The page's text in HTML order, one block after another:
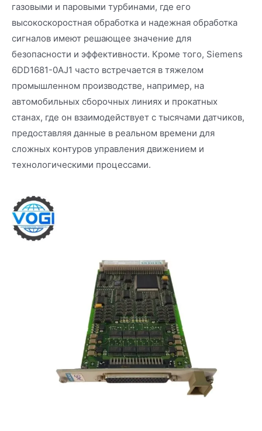
газовыми и паровыми турбинами, где его
высокоскоростная обработка и надежная обработка
сигналов имеют решающее значение для
безопасности и эффективности. Кроме того, Siemens
6DD1681-0AJ1 часто встречается в тяжелом
промышленном производстве, например, на
автомобильных сборочных линиях и прокатных
станах, где он взаимодействует с тысячами датчиков,
предоставляя данные в реальном времени для
сложных контуров управления движением и
технологическими процессами.